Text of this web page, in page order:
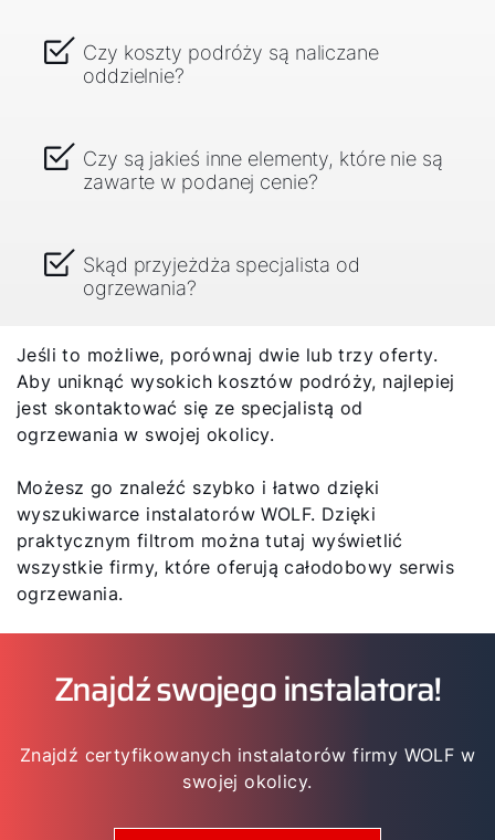
Czy koszty podróży są naliczane
oddzielnie?
Czy są jakieś inne elementy, które nie są
zawarte w podanej cenie?
Skąd przyjeżdża specjalista od
ogrzewania?
Jeśli to możliwe, porównaj dwie lub trzy oferty.
Aby uniknąć wysokich kosztów podróży, najlepiej
jest skontaktować się ze specjalistą od
ogrzewania w swojej okolicy.
Możesz go znaleźć szybko i łatwo dzięki
wyszukiwarce instalatorów WOLF. Dzięki
praktycznym filtrom można tutaj wyświetlić
wszystkie firmy, które oferują całodobowy serwis
ogrzewania.
Znajdź swojego instalatora!
Znajdź certyfikowanych instalatorów firmy WOLF w
swojej okolicy.